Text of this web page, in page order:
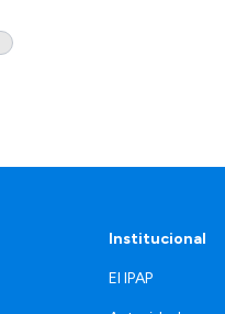
Institucional
El IPAP